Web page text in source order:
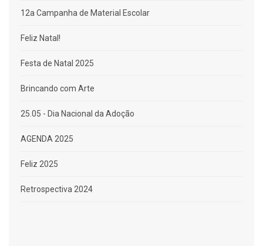
12a Campanha de Material Escolar
Feliz Natal!
Festa de Natal 2025
Brincando com Arte
25.05 - Dia Nacional da Adoção
AGENDA 2025
Feliz 2025
Retrospectiva 2024